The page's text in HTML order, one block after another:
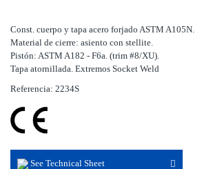
Const. cuerpo y tapa acero forjado ASTM A105N.
Material de cierre: asiento con stellite.
Pistón: ASTM A182 - F6a. (trim #8/XU).
Tapa atornillada. Extremos Socket Weld
Referencia: 2234S
See Technical Sheet